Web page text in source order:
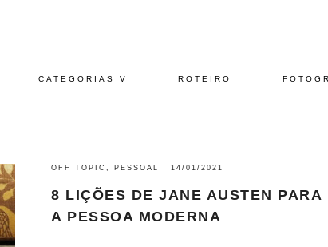
CATEGORIAS V ROTEIRO
OFF TOPIC, PESSOAL ·14/01/2021
8 LIÇÕES DE JANE AUSTEN PARA
A PESSOA MODERNA